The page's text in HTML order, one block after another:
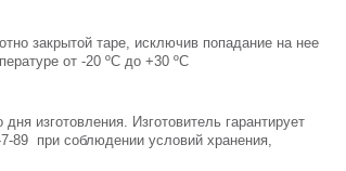
закрытой таре, исключив попадание на нее
от -20 ºС до +30 ºС
изготовления. Изготовитель гарантирует
89 при соблюдении условий хранения,